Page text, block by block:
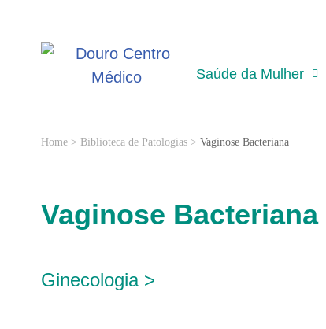
Saúde da Mulher
Home > Biblioteca de Patologias > Vaginose Bacteriana
Vaginose Bacteriana
Ginecologia >